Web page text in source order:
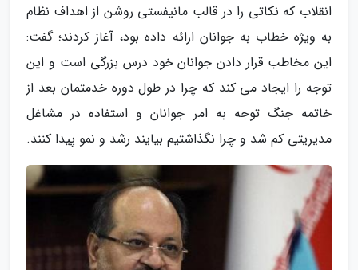
انقلاب که نکاتی را در قالب مانیفستی روشن از اهداف نظام
به ویژه خطاب به جوانان ارائه داده بود، آغاز کردند؛ گفت:
این مخاطب قرار دادن جوانان خود درس بزرگی است و این
توجه را ایجاد می کند که چرا در طول دوره خدمتمان بعد از
خاتمه جنگ توجه به امر جوانان و استفاده در مشاغل
مدیریتی کم شد و چرا نگذاشتیم بیایند رشد و نمو پیدا کنند.